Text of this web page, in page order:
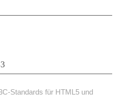
Standards für HTML5 und